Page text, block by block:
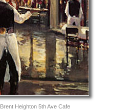
Brent Heighton 5th Ave Cafe